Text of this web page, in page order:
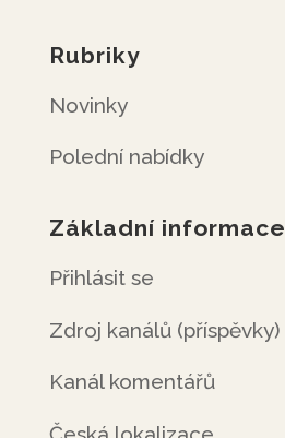
Rubriky
Novinky
Polední nabídky
Základní informace
Přihlásit se
Zdroj kanálů (příspěvky)
Kanál komentářů
Česká lokalizace